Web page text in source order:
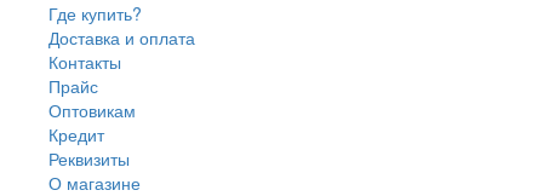
Где купить?
Доставка и оплата
Контакты
Прайс
Оптовикам
Кредит
Реквизиты
О магазине